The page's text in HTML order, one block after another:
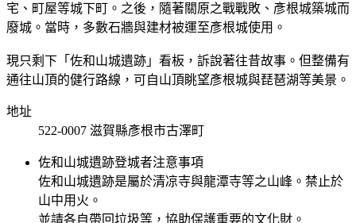
宅、町屋等城下町。之後，隨著關原之戰戰敗、彥根城築城而
廢城。當時，多數石牆與建材被運至彥根城使用。
現只剩下「佐和山城遺跡」看板，訴說著往昔故事。但整備有
通往山頂的健行路線，可自山頂眺望彥根城與琵琶湖等美景。
地址
522-0007 滋賀縣彥根市古澤町
佐和山城遺跡登城者注意事項
佐和山城遺跡是屬於清凉寺與龍潭寺等之山峰。禁止於
山中用火。
並請各自帶回垃圾等，協助保護重要的文化財。